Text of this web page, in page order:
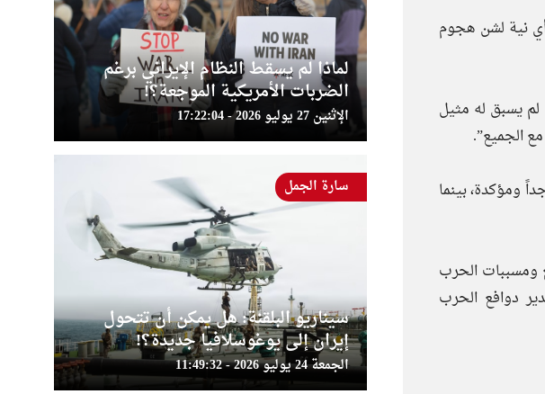
أي نية لشن هجوم
يسبق له مثيل
الجميع”.
ومؤكدة، بينما
ومسببات الحرب
دوافع الحرب
لماذا لم يسقط النظام الإيراني برغم
الضربات الأمريكية الموجعة؟!
الإثنين 27 يوليو 2026 - 17:22:04
سيناريو البلقنة: هل يمكن أن تتحول
إيران إلى يوغوسلافيا جديدة؟!
الجمعة 24 يوليو 2026 - 11:49:32
سارة الجمل